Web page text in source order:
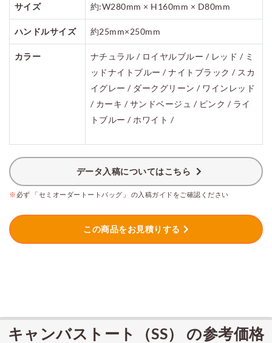
サイズ 約:W280mm × H160mm × D80mm
ハンドルサイズ 約25mm×250mm
カラー
ナチュラル / ロイヤルブルー / レッド / ミ
ッドナイトブルー / ナイトブラック / スカ
イグレー / ダークグリーン / ワインレッド
/ カーキ / サンドベージュ / ピンク / ライ
トブルー / ホワイト /
データ入稿についてはこちら
※ 必ず 「セミオーダートートバッグ」 の入稿ガイドをご確認ください
この商品をお見積りする
キャンバストート（SS） の参考価格